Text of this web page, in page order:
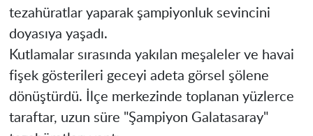
tezahüratlar yaparak şampiyonluk sevincini
doyasıya yaşadı.
Kutlamalar sırasında yakılan meşaleler ve havai
fişek gösterileri geceyi adeta görsel şölene
dönüştürdü. İlçe merkezinde toplanan yüzlerce
taraftar, uzun süre "Şampiyon Galatasaray"